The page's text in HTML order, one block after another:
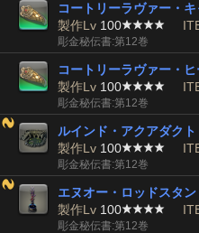
コートリーラヴァー・
製作Lv 100
彫金秘伝書:第12巻
コートリーラヴァー・
製作Lv 100
彫金秘伝書:第12巻
ルインド・アクアダクト
製作Lv 100
彫金秘伝書:第12巻
エヌオー・ロッドスタン
製作Lv 100
彫金秘伝書:第12巻